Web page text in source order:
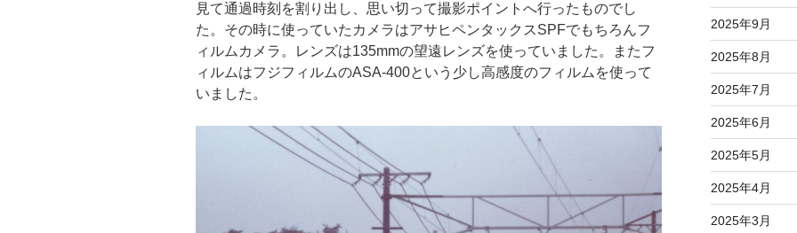
見て通過時刻を割り出し、思い切って撮影ポイントへ行ったものでし
た。その時に使っていたカメラはアサヒペンタックスSPFでもちろんフ
ィルムカメラ。レンズは135mmの望遠レンズを使っていました。またフ
ィルムはフジフィルムのASA-400という少し高感度のフィルムを使って
いました。
2025年9月
2025年8月
2025年7月
2025年6月
2025年5月
2025年4月
2025年3月